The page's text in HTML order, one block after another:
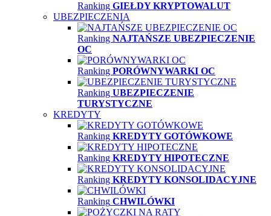
Ranking GIEŁDY KRYPTOWALUT
UBEZPIECZENIA
Ranking NAJTAŃSZE UBEZPIECZENIE
OC
Ranking PORÓWNYWARKI OC
Ranking UBEZPIECZENIE
TURYSTYCZNE
KREDYTY
Ranking KREDYTY GOTÓWKOWE
Ranking KREDYTY HIPOTECZNE
Ranking KREDYTY KONSOLIDACYJNE
Ranking CHWILÓWKI